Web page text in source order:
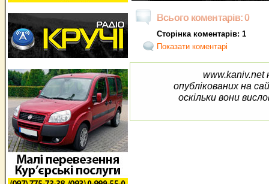
Всього коментарів: 0
Сторінка коментарів: 1
Показати коментарі
www.kaniv.net
опублікованих на
оскільки вони